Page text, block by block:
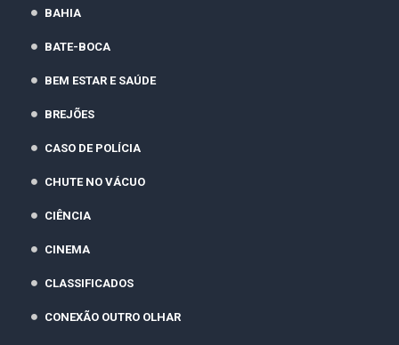
BAHIA
BATE-BOCA
BEM ESTAR E SAÚDE
BREJÕES
CASO DE POLÍCIA
CHUTE NO VÁCUO
CIÊNCIA
CINEMA
CLASSIFICADOS
CONEXÃO OUTRO OLHAR